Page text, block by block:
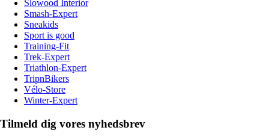
Slowood Interior
Smash-Expert
Sneakids
Sport is good
Training-Fit
Trek-Expert
Triathlon-Expert
TripnBikers
Vélo-Store
Winter-Expert
Tilmeld dig vores nyhedsbrev